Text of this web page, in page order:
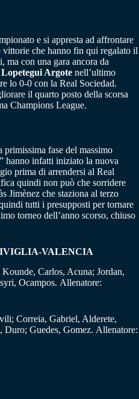
e si appresta ad affrontare
che hanno fin qui regalato il
ma con una gara ancora da
Lopetegui Argote nell’ultimo
lo 0-0 con la Real Sociedad.
il quarto posto della scorsa
Champions League.
primissima fase del massimo
hanno infatti iniziato la nuova
prima di arrendersi al Real
quindi non può che sorridere
Jimènez che staziona al terzo
tutti i presupposti per tornare
torneo dell’anno scorso, chiuso
VALENCIA
Carlos, Acuna; Jordan,
Ocampos. Allenatore:
Correia, Gabriel, Alderete,
Duro; Guedes, Gomez. Allenatore: